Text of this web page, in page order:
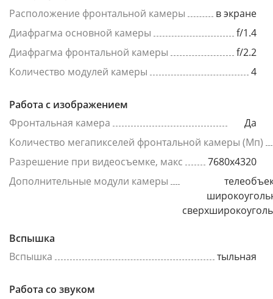
Расположение фронтальной камеры
в экране
Диафрагма основной камеры
f/1.4
Диафрагма фронтальной камеры
f/2.2
Количество модулей камеры
4
Работа с изображением
Фронтальная камера
Да
Количество мегапикселей фронтальной камеры (Мп)
Разрешение при видеосъемке, макс
7680x4320
Дополнительные модули камеры
Вспышка
Вспышка
тыльная
Работа со звуком